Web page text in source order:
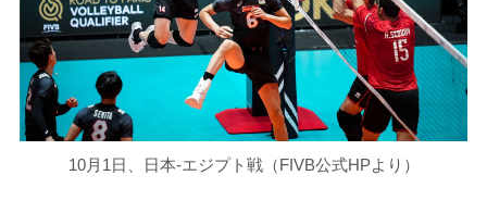
10月1日、日本-エジプト戦（FIVB公式HPより）